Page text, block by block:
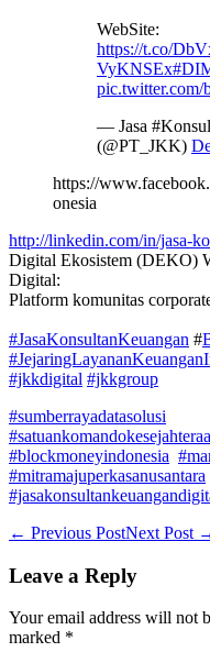
WebSite:
https://t.co/
VyKNSEx
— Jasa
(@PT_JKK)
https://
onesia
http://linkedin.com/in/jasa-
Digital Ekosistem (DEKO)
Digital:
Platform komunitas
#JasaKonsultanKeuangan #
#jkkdigital #jkkgroup
#sumberrayadatasolusi
#blockmoneyindonesia
#mitramajuperkasanusantara
Post
← Previous PostNext Post
Leave a Reply
Your email address will not
marked *